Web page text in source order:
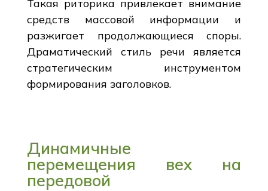
Такая риторика привлекает внимание
средств массовой информации и
разжигает продолжающиеся споры.
Драматический стиль речи является
стратегическим инструментом
формирования заголовков.
Динамичные
перемещения вех на
передовой